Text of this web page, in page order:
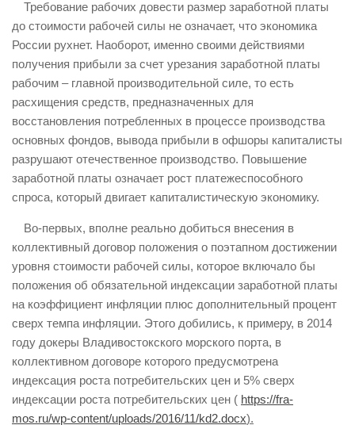
Требование рабочих довести размер заработной платы
до стоимости рабочей силы не означает, что экономика
России рухнет. Наоборот, именно своими действиями
получения прибыли за счет урезания заработной платы
рабочим – главной производительной силе, то есть
расхищения средств, предназначенных для
восстановления потребленных в процессе производства
основных фондов, вывода прибыли в офшоры капиталисты
разрушают отечественное производство. Повышение
заработной платы означает рост платежеспособного
спроса, который двигает капиталистическую экономику.
Во-первых, вполне реально добиться внесения в
коллективный договор положения о поэтапном достижении
уровня стоимости рабочей силы, которое включало бы
положения об обязательной индексации заработной платы
на коэффициент инфляции плюс дополнительный процент
сверх темпа инфляции. Этого добились, к примеру, в 2014
году докеры Владивостокского морского порта, в
коллективном договоре которого предусмотрена
индексация роста потребительских цен и 5% сверх
индексации роста потребительских цен ( https://fra-
mos.ru/wp-content/uploads/2016/11/kd2.docx).